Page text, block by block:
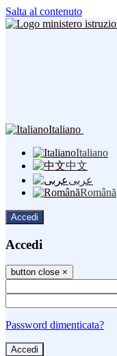
Salta al contenuto
Italiano
Italiano
中文
عربى
Română
Accedi
Accedi
button close ×
Password dimenticata?